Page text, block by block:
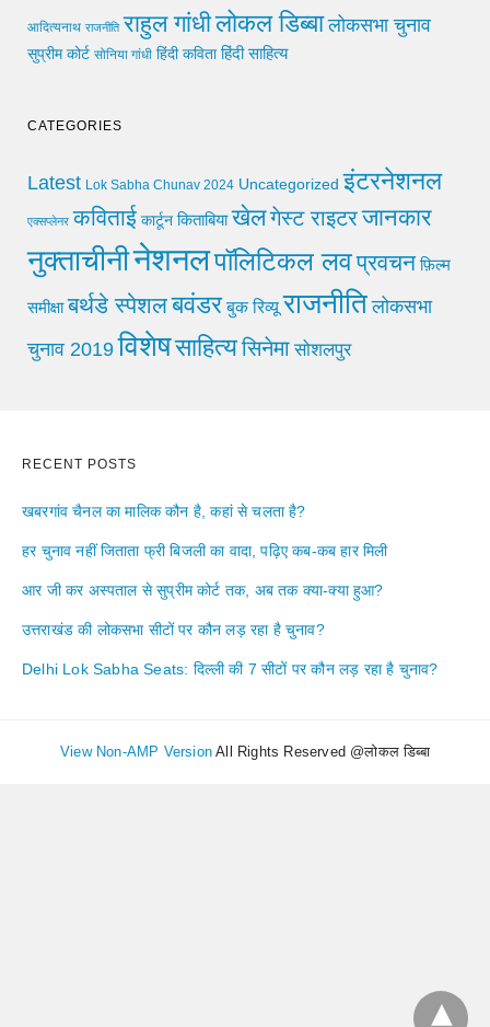
आदित्यनाथ राजनीति राहुल गांधीलोकल डिब्बा लोकसभा चुनाव
सुप्रीम कोर्ट सोनिया गांधी हिंदी कविता हिंदी साहित्य
CATEGORIES
Latest Lok Sabha Chunav 2024 Uncategorized इंटरनेशनल
एक्सप्लेनर कविताई कार्टून किताबिया खेलगेस्ट राइटरजानकार
नुक्ताचीनीनेशनलपॉलिटिकल लवप्रवचन फ़िल्म
समीक्षा बर्थडे स्पेशलबवंडर बुक रिव्यू राजनीति लोकसभा
चुनाव 2019 विशेषसाहित्यसिनेमा सोशलपुर
RECENT POSTS
खबरगांव चैनल का मालिक कौन है, कहां से चलता है?
हर चुनाव नहीं जिताता फ्री बिजली का वादा, पढ़िए कब-कब हार मिली
आर जी कर अस्पताल से सुप्रीम कोर्ट तक, अब तक क्या-क्या हुआ?
उत्तराखंड की लोकसभा सीटों पर कौन लड़ रहा है चुनाव?
Delhi Lok Sabha Seats: दिल्ली की 7 सीटों पर कौन लड़ रहा है चुनाव?
View Non-AMP Version All Rights Reserved @लोकल डिब्बा